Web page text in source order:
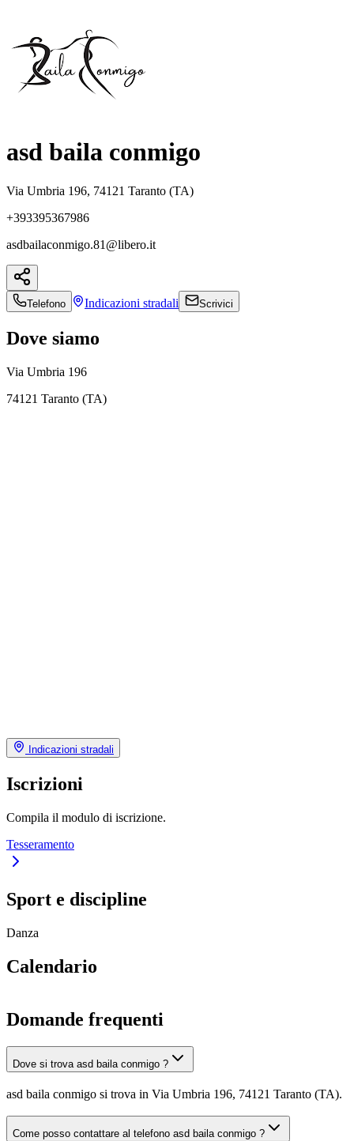
asd baila conmigo
Via Umbria 196, 74121 Taranto (TA)
+393395367986
asdbailaconmigo.81@libero.it
Telefono Indicazioni stradali Scrivici
Dove siamo
Via Umbria 196
74121 Taranto (TA)
Indicazioni stradali
Iscrizioni
Compila il modulo di iscrizione.
Tesseramento
Sport e discipline
Danza
Calendario
Domande frequenti
Dove si trova asd baila conmigo ?
asd baila conmigo si trova in Via Umbria 196, 74121 Taranto (TA).
Come posso contattare al telefono asd baila conmigo ?